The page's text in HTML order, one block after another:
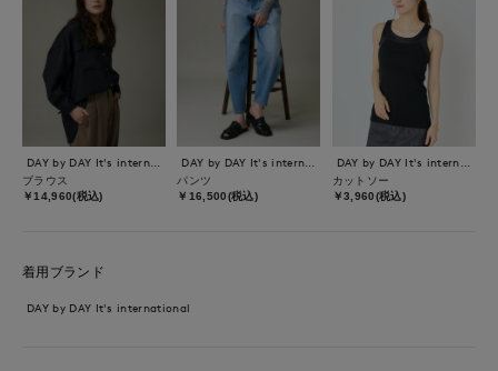
ブラウス
￥14,960(税込)
パンツ
￥16,500(税込)
カットソー
￥3,960(税込)
着用ブランド
DAY by DAY It's international